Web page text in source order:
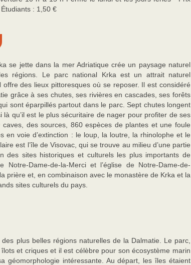
: 1,50 €
se jette dans la mer Adriatique crée un paysage naturel
régions. Le parc national Krka est un attrait naturel
des lieux pittoresques où se reposer. Il est considéré
grâce à ses chutes, ses rivières en cascades, ses forêts
sont éparpillés partout dans le parc. Sept chutes longent
qu’il est le plus sécuritaire de nager pour profiter de ses
des sources, 860 espèces de plantes et une foule
en voie d’extinction : le loup, la loutre, la rhinolophe et le
est l’île de Visovac, qui se trouve au milieu d’une partie
des sites historiques et culturels les plus importants de
Dame-de-la-Merci et l’église de Notre-Dame-de-
prière et, en combinaison avec le monastère de Krka et la
sites culturels du pays.
plus belles régions naturelles de la Dalmatie. Le parc,
et criques et il est célèbre pour son écosystème marin
géomorphologie intéressante. Au départ, les îles étaient